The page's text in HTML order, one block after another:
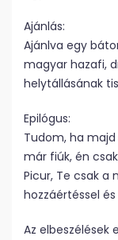
Ajánlás:
Ajánlva egy
magyar hazafi,
helytállásának
Epilógus:
Tudom, ha
már fiúk, én
Picur, Te csak
hozzáértéssel
Az